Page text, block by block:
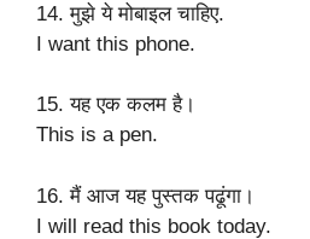
14. मुझे ये मोबाइल चाहिए.
I want this phone.
15. यह एक कलम है।
This is a pen.
16. मैं आज यह पुस्तक पढूंगा।
I will read this book today.